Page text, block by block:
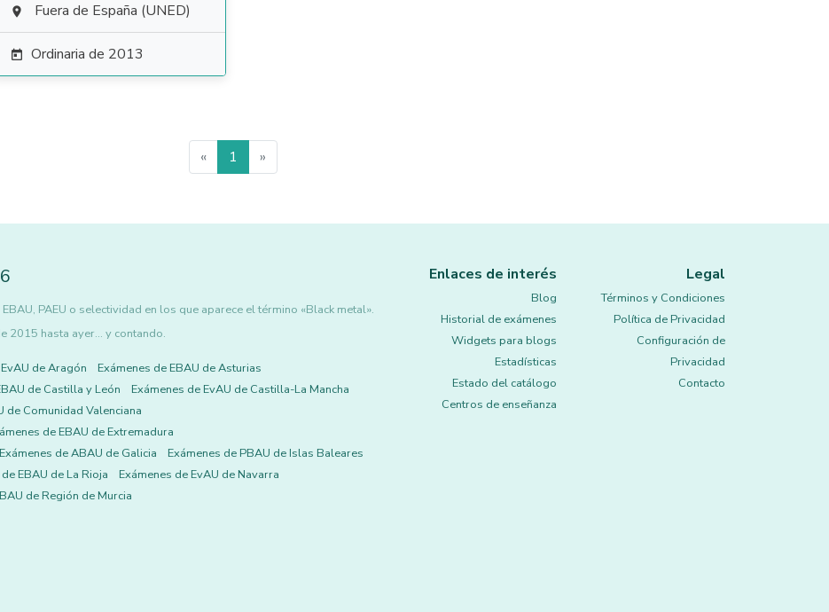
 Fuera de España (UNED)
 Ordinaria de 2013
« 1 »
PAEU o selectividad en los que aparece el término «Black metal».
2015 hasta ayer... y contando.
de Aragón
Exámenes de EBAU de Asturias
de Castilla y León
Exámenes de EvAU de Castilla-La Mancha
de Comunidad Valenciana
de EBAU de Extremadura
Exámenes de ABAU de Galicia
Exámenes de PBAU de Islas Baleares
EBAU de La Rioja
Exámenes de EvAU de Navarra
de Región de Murcia
Enlaces de interés
Blog
Historial de exámenes
Widgets para blogs
Estadísticas
Estado del catálogo
Centros de enseñanza
Legal
Términos y Condiciones
Política de Privacidad
Configuración de
Privacidad
Contacto